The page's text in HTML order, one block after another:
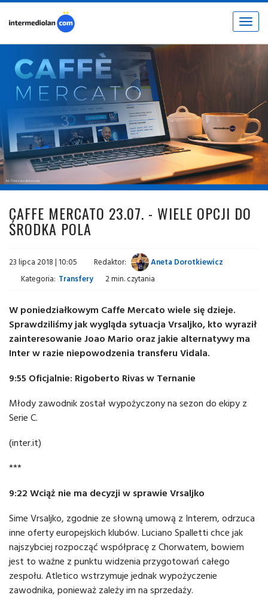
Toggle
fot. © intermediolan.com
CAFFE MERCATO 23.07. - WIELE OPCJI DO
ŚRODKA POLA
23 lipca 2018 | 10:05 Redaktor:
Aneta Dorotkiewicz
Kategoria: Transfery 2 min. czytania
W poniedziałkowym Caffe Mercato wiele się dzieje.
Sprawdziliśmy jak wygląda sytuacja Vrsaljko, kto wyraził
zainteresowanie Joao Mario oraz jakie alternatywy ma
Inter w razie niepowodzenia transferu Vidala.
9:55 Oficjalnie: Rigoberto Rivas w Ternanie
Młody zawodnik został wypożyczony na sezon do ekipy z
Serie C.
(inter.it)
***
9:22 Wciąż nie ma decyzji w sprawie Vrsaljko
Sime Vrsaljko, zgodnie ze słowną umową z Interem, odrzuca
inne oferty europejskich klubów. Luciano Spalletti chce jak
najszybciej rozpocząć współpracę z Chorwatem, bowiem
jest to ważne z punktu widzenia przygotowań całego
zespołu. Atletico wstrzymuje jednak wypożyczenie
zawodnika, ponieważ zależy im na sprzedaży.